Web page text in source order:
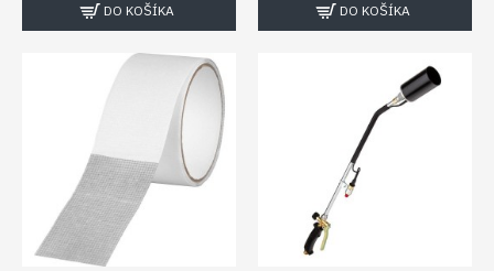
DO KOŠÍKA DO KOŠÍKA